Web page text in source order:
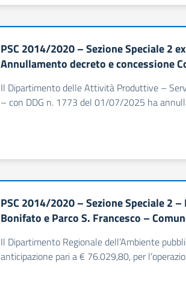
PSC 2014/2020 – Sezione Speciale 2
Annullamento decreto e concessione
Il Dipartimento delle Attività Produttive –
– con DDG n. 1773 del 01/07/2025 ha
PSC 2014/2020 – Sezione Speciale 2
Bonifato e Parco S. Francesco –
Il Dipartimento Regionale dell’Ambiente
anticipazione pari a € 76.029,80, per